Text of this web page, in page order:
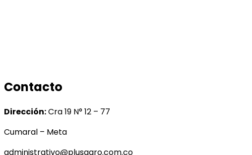
Contacto
Dirección:Cra 19 N° 12 – 77
Cumaral – Meta
administrativo@plusagro.com.co